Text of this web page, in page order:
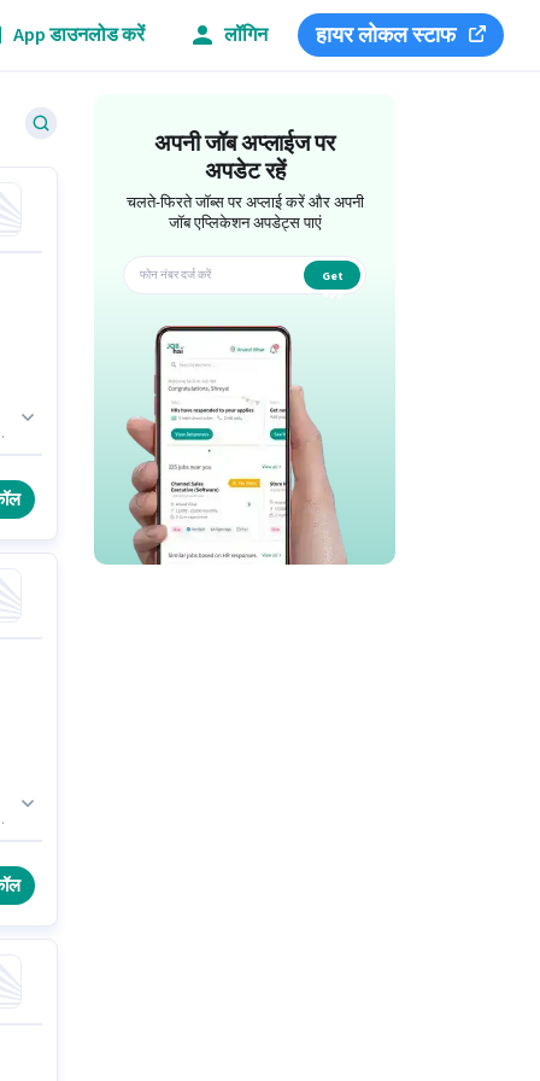
App डाउनलोड करें लॉगिन हायर लोकल स्टाफ
अपनी जॉब अप्लाईज पर
अपडेट रहें
चलते-फिरते जॉब्स पर अप्लाई करें और अपनी
जॉब एप्लिकेशन अपडेट्स पाएं
Get
app